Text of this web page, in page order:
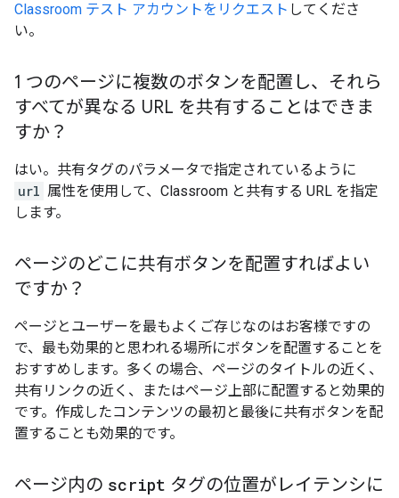
Classroom テスト アカウントをリクエスト してくださ
い。
1 つのページに複数のボタンを配置し、それら
すべてが異なる URL を共有することはできま
すか？
はい。共有タグのパラメータで指定されているように
url 属性を使用して、Classroom と共有する URL を指定
します。
ページのどこに共有ボタンを配置すればよい
ですか？
ページとユーザーを最もよくご存じなのはお客様ですの
で、最も効果的と思われる場所にボタンを配置することを
おすすめします。多くの場合、ページのタイトルの近く、
共有リンクの近く、またはページ上部に配置すると効果的
です。作成したコンテンツの最初と最後に共有ボタンを配
置することも効果的です。
ページ内の script タグの位置がレイテンシに